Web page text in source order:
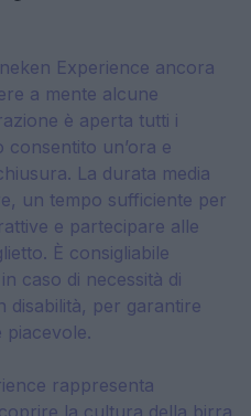
Experience ancora
a mente alcune
è aperta tutti i
consentito un’ora e
La durata media
un tempo sufficiente per
e partecipare alle
È consigliabile
caso di necessità di
disabilità, per garantire
piacevole.
rappresenta
la cultura della birra